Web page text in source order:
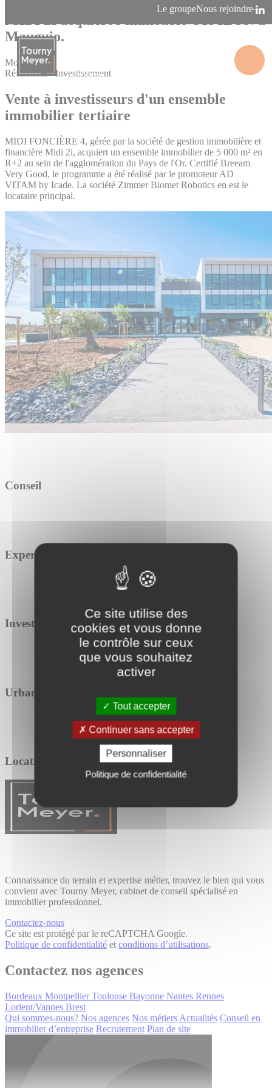
Ce site utilise des
cookies et vous donne
le contrôle sur ceux
que vous souhaitez
activer
Tout accepter
Continuer sans accepter
Personnaliser
Politique de confidentialité
Le groupeNous rejoindre
Mauguio.
Montpellier
Références - Investissement
Vente à investisseurs d'un ensemble
immobilier tertiaire
MIDI FONCIÈRE 4, gérée par la société de gestion immobilière et
financière Midi 2i, acquiert un ensemble immobilier de 5 000 m² en
R+2 au sein de l'agglomération du Pays de l'Or. Certifié Breeam
Very Good, le programme a été réalisé par le promoteur AD
VITAM by Icade. La société Zimmer Biomet Robotics en est le
locataire principal.
Conseil
Expertise
Investissement
Urbanisme
Location / Vente
Connaissance du terrain et expertise métier, trouvez le bien qui vous
convient avec Tourny Meyer, cabinet de conseil spécialisé en
immobilier professionnel.
Contactez-nous
Ce site est protégé par le reCAPTCHA Google.
Politique de confidentialité et conditions d’utilisations.
Contactez nos agences
Bordeaux Montpellier Toulouse Bayonne Nantes Rennes
Lorient/Vannes Brest
Qui sommes-nous? Nos agences Nos métiers Actualités Conseil en
immobilier d’entreprise Recrutement Plan de site